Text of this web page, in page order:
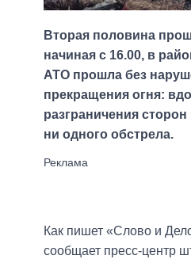
Вторая половина
начиная с 16.00, в
АТО прошла без
прекращения огня:
разграничения
ни одного обстрела.
Как пишет «Слово и
сообщает пресс-центр